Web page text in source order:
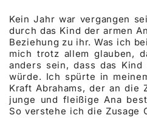
Kein Jahr war vergangen
durch das Kind der armen
Beziehung zu ihr. Was ich
mich trotz allem glauben,
anders sein, dass das Kind
würde. Ich spürte in
Kraft Abrahams, der an die
junge und fleißige Ana
So verstehe ich die Zusage